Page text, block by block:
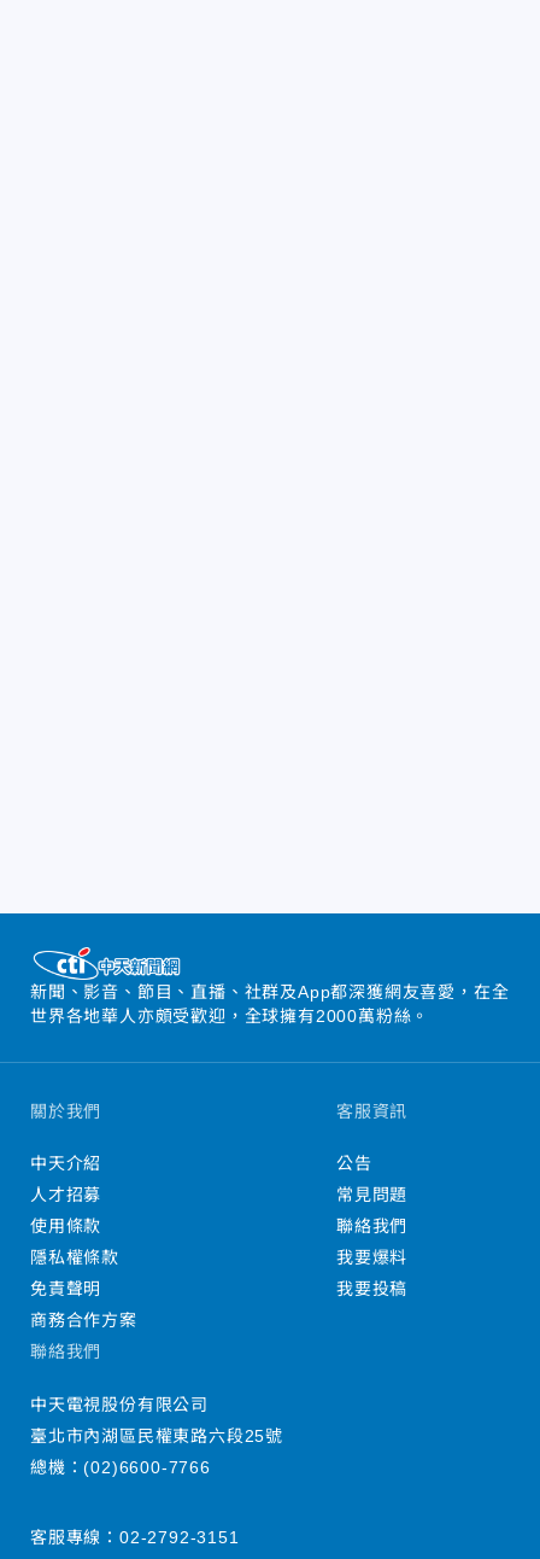
新聞、影音、節目、直播、社群及App都深獲網友喜愛，在全
世界各地華人亦頗受歡迎，全球擁有2000萬粉絲。
關於我們
中天介紹
人才招募
使用條款
隱私權條款
免責聲明
商務合作方案
客服資訊
公告
常見問題
聯絡我們
我要爆料
我要投稿
聯絡我們
中天電視股份有限公司
臺北市內湖區民權東路六段25號
總機：(02)6600-7766
客服專線： 02-2792-3151